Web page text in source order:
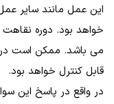
این عمل مانند سایر
خواهد بود. دوره
می باشد. ممکن است در
قابل کنترل خواهد بود.
در واقع در پاسخ این